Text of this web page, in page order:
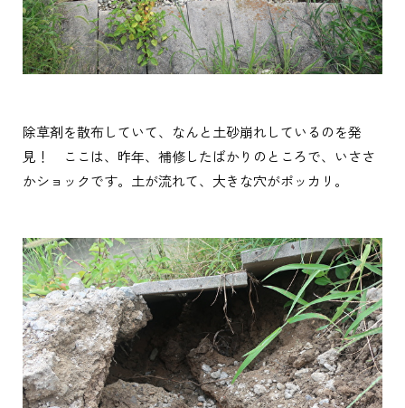
除草剤を散布していて、なんと土砂崩れしているのを発
見！ ここは、昨年、補修したばかりのところで、いささ
かショックです。土が流れて、大きな穴がポッカリ。